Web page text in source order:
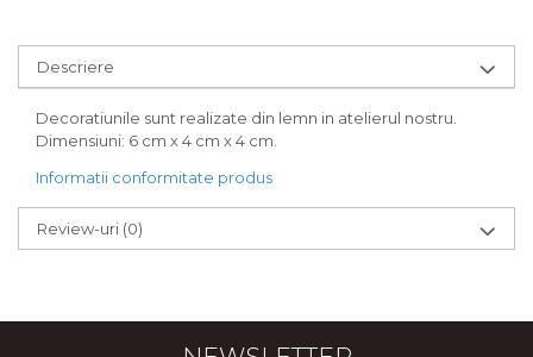
CERCEI ZAMAC
Ateliere - planse cu nisip colorat
Descriere
Decoratiunile sunt realizate din lemn in atelierul nostru.
Dimensiuni: 6 cm x 4 cm x 4 cm.
Informatii conformitate produs
Review-uri (0)